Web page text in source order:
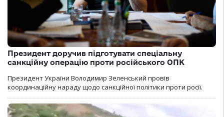
Президент доручив підготувати спеціальну
санкційну операцію проти російського ОПК
Президент України Володимир Зеленський провів
координаційну нараду щодо санкційної політики проти росії.